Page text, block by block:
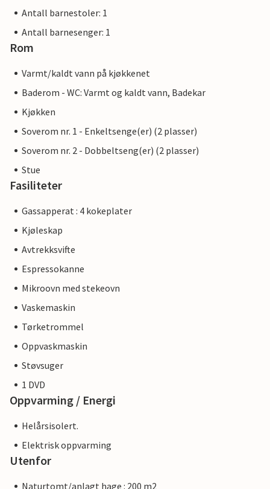
Antall barnestoler: 1
Antall barnesenger: 1
Rom
Varmt/kaldt vann på kjøkkenet
Baderom - WC: Varmt og kaldt vann, Badekar
Kjøkken
Soverom nr. 1 - Enkeltsenge(er) (2 plasser)
Soverom nr. 2 - Dobbeltseng(er) (2 plasser)
Stue
Fasiliteter
Gassapperat : 4 kokeplater
Kjøleskap
Avtrekksvifte
Espressokanne
Mikroovn med stekeovn
Vaskemaskin
Tørketrommel
Oppvaskmaskin
Støvsuger
1 DVD
Oppvarming / Energi
Helårsisolert.
Elektrisk oppvarming
Utenfor
Naturtomt/anlagt hage : 200 m2